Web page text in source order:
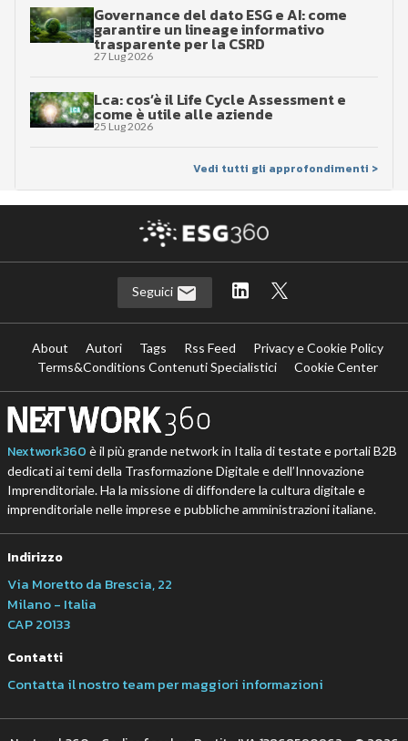
Governance del dato ESG e AI: come
garantire un lineage informativo
trasparente per la CSRD
27 Lug 2026
Lca: cos’è il Life Cycle Assessment e
come è utile alle aziende
25 Lug 2026
Vedi tutti gli approfondimenti >
Seguici
About Autori Tags Rss Feed
Privacy e Cookie Policy
Terms&Conditions Contenuti Specialistici
Cookie Center
Nextwork360 è il più grande network in Italia di testate e portali B2B
dedicati ai temi della Trasformazione Digitale e dell’Innovazione
Imprenditoriale. Ha la missione di diffondere la cultura digitale e
imprenditoriale nelle imprese e pubbliche amministrazioni italiane.
Indirizzo
Via Moretto da Brescia, 22
Milano - Italia
CAP 20133
Contatti
Contatta il nostro team per maggiori informazioni